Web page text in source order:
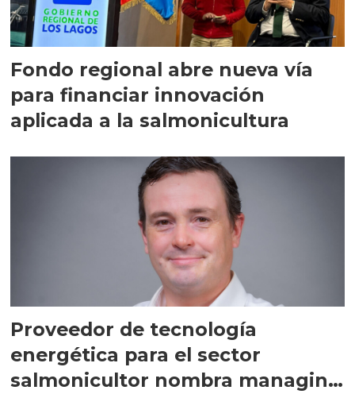
Fondo regional abre nueva vía
para financiar innovación
aplicada a la salmonicultura
Proveedor de tecnología
energética para el sector
salmonicultor nombra managing